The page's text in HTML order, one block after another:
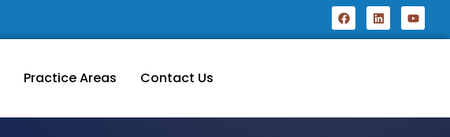
Practice Areas Contact Us